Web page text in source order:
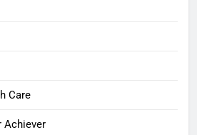
Care
Achiever